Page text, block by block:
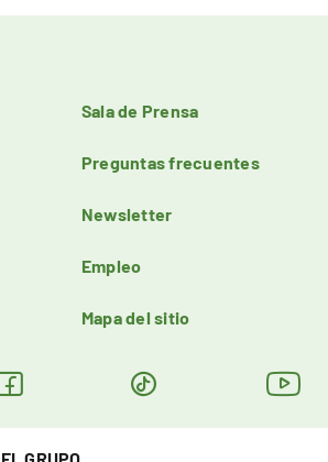
Sala de Prensa
Preguntas frecuentes
Newsletter
Empleo
Mapa del sitio